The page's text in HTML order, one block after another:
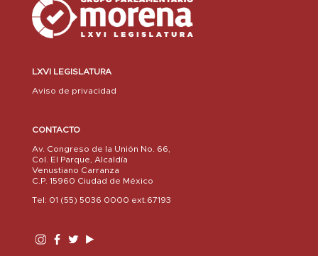
LXVI LEGISLATURA
Aviso de privacidad
CONTACTO
Av. Congreso de la Unión No. 66,
Col. El Parque, Alcaldía
Venustiano Carranza
C.P. 15960 Ciudad de México
Tel: 01 (55) 5036 0000 ext.67193